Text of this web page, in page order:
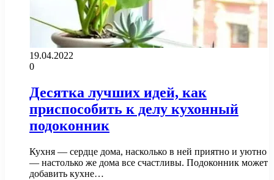
19.04.2022
0
Десятка лучших идей, как
приспособить к делу кухонный
подоконник
Кухня — сердце дома, насколько в ней приятно и уютно
— настолько же дома все счастливы. Подоконник может
добавить кухне…